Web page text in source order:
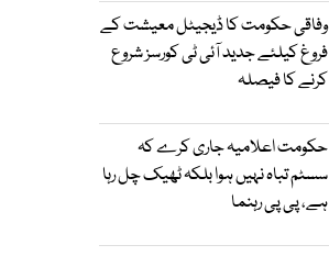
وفاقی حکومت کا ڈیجیٹل معیشت کے
فروغ کیلئے جدید آئی ٹی کورسز شروع
کرنے کا فیصلہ
حکومت اعلامیہ جاری کرے کہ
سسٹم تباہ نہیں ہوا بلکہ ٹھیک چل رہا
ہے، پی پی رہنما